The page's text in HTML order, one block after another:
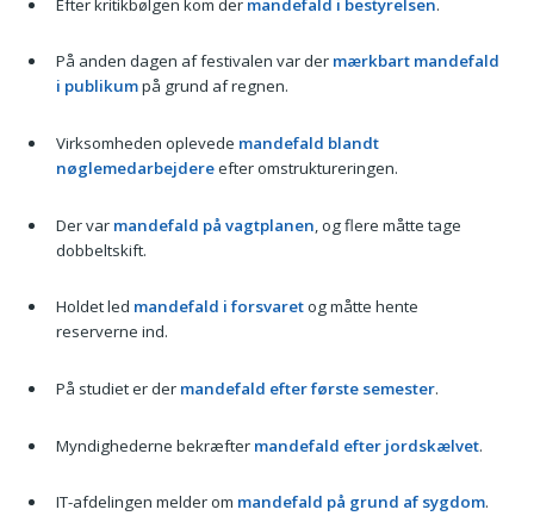
Efter kritikbølgen kom der mandefald i bestyrelsen.
På anden dagen af festivalen var der mærkbart mandefald
i publikumpå grund af regnen.
Virksomheden oplevede mandefald blandt
nøglemedarbejdereefter omstruktureringen.
Der var mandefald på vagtplanen, og flere måtte tage
dobbeltskift.
Holdet led mandefald i forsvaretog måtte hente
reserverne ind.
På studiet er der mandefald efter første semester.
Myndighederne bekræfter mandefald efter jordskælvet.
IT-afdelingen melder om mandefald på grund af sygdom.